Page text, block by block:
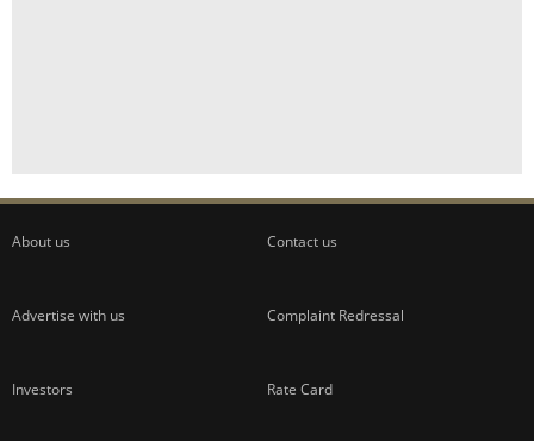
About us Contact us
Advertise with us Complaint Redressal
Investors Rate Card